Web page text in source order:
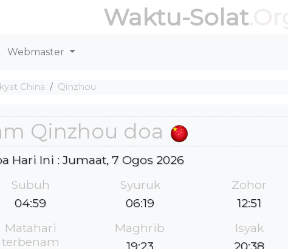
Waktu-Solat.Org
Webmaster
China Qinzhou
Qinzhou doa
Hari Ini : Jumaat, 7 Ogos 2026
Subuh
04:59
Syuruk
06:19
Zohor
12:51
Matahari
terbenam
Maghrib
19:23
Isyak
20:38